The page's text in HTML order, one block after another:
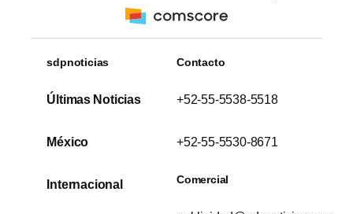
sdpnoticias
Últimas Noticias
México
Internacional
Contacto
+52-55-5538-5518
+52-55-5530-8671
Comercial